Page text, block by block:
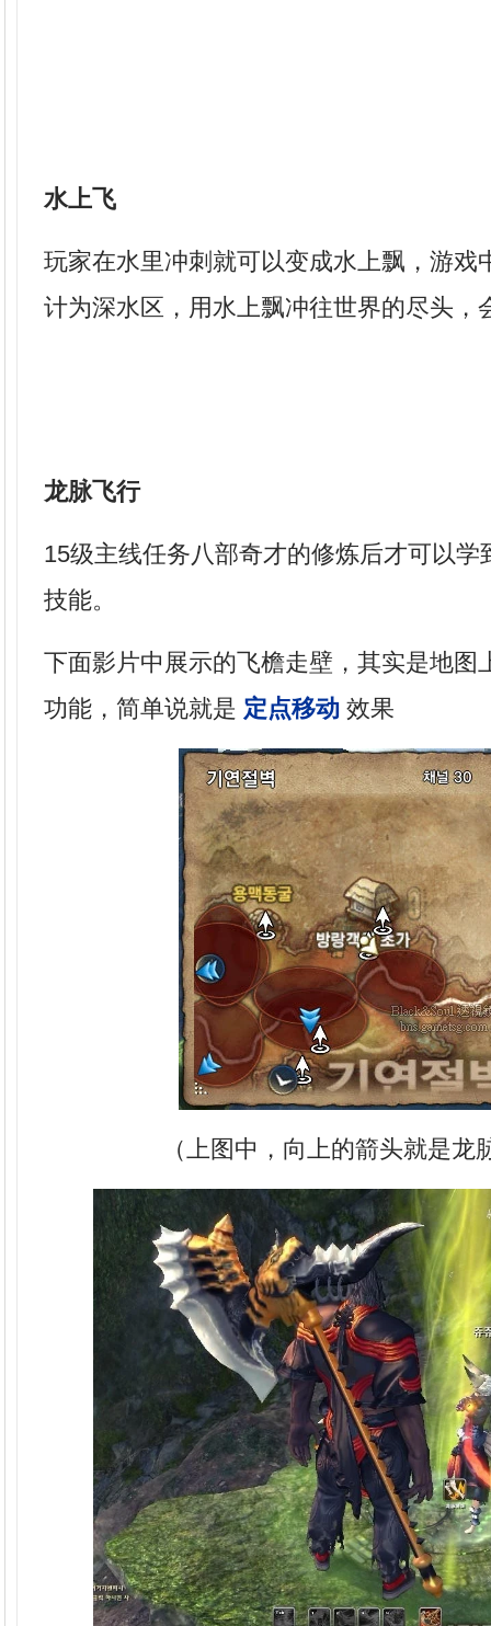
水上飞
玩家在水里冲刺就可以变成水上飘，游戏
计为深水区，用水上飘冲往世界的尽头，
龙脉飞行
15级主线任务八部奇才的修炼后才可以学
技能。
下面影片中展示的飞檐走壁，其实是地图
功能，简单说就是 定点移动效果
（上图中，向上的箭头就是龙